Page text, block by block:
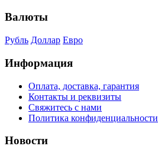
Валюты
Рубль Доллар Евро
Информация
Оплата, доставка, гарантия
Контакты и реквизиты
Свяжитесь с нами
Политика конфиденциальности
Новости